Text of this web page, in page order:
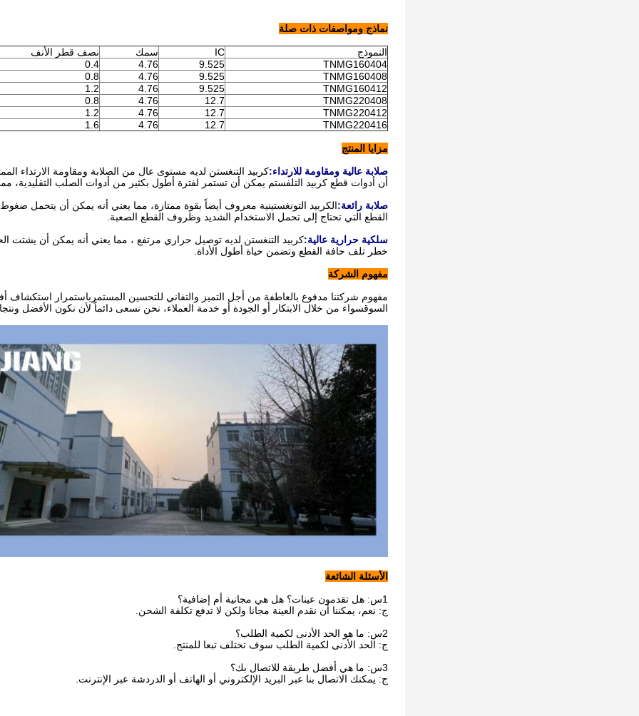
نماذج ومواصفات ذات صلة
النموذج IC سمك
نصف قطر الأنف
TNMG160404
9.525
4.76
0.4
TNMG160408
9.525
4.76
0.8
TNMG160412
9.525
4.76
1.2
TNMG220408
12.7
4.76
0.8
TNMG220412
12.7
4.76
1.2
TNMG220416
12.7
4.76
1.6
مزايا المنتج
صلابة عالية ومقاومة للارتداء:كربيد التنغستن لديه مستوى عال من الصلابة ومقاومة الارتداء
أن أدوات قطع كربيد التلفستم يمكن أن تستمر لفترة أطول بكثير من أدوات الصلب التقليدية،
صلابة رائعة:الكربيد التونغستينية معروف أيضاً بقوة ممتازة، مما يعني أنه يمكن أن يتحمل ضغوط
القطع التي تحتاج إلى تحمل الاستخدام الشديد وظروف القطع الصعبة.
سلكية حرارية عالية:كربيد التنغستن لديه توصيل حراري مرتفع ، مما يعني أنه يمكن أن يشتت
خطر تلف حافة القطع وتضمن حياة أطول الأداة.
مفهوم الشركة
مفهوم شركتنا مدفوع بالعاطفة من أجل التميز والتفاني للتحسين المستمرباستمرار
السوقسواء من خلال الابتكار أو الجودة أو خدمة العملاء، نحن نسعى دائماً لأن نكون الأفضل
الأسئلة الشائعة
1س: هل تقدمون عينات؟ هل هي مجانية أم إضافية؟
ج: نعم، يمكننا أن نقدم العينة مجانا ولكن لا تدفع تكلفة الشحن.
2س: ما هو الحد الأدنى لكمية الطلب؟
ج: الحد الأدنى لكمية الطلب سوف تختلف تبعا للمنتج.
3س: ما هي أفضل طريقة للاتصال بك؟
ج: يمكنك الاتصال بنا عبر البريد الإلكتروني أو الهاتف أو الدردشة عبر الإنترنت.